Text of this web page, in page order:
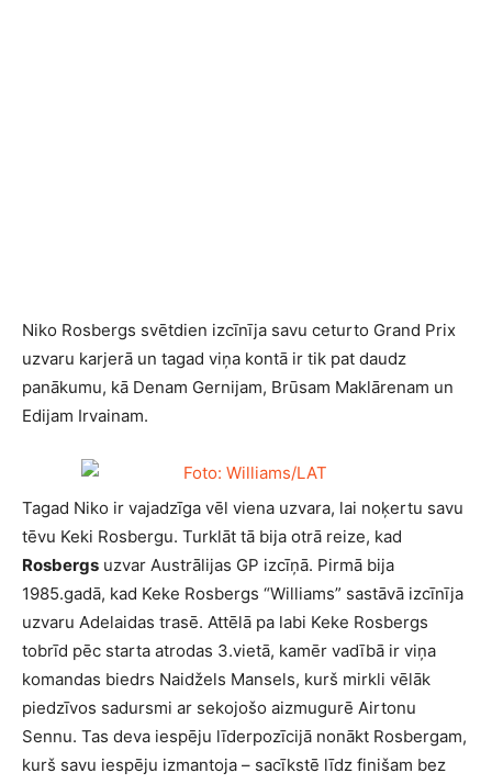
Niko Rosbergs svētdien izcīnīja savu ceturto Grand Prix
uzvaru karjerā un tagad viņa kontā ir tik pat daudz
panākumu, kā Denam Gernijam, Brūsam Maklārenam un
Edijam Irvainam.
Tagad Niko ir vajadzīga vēl viena uzvara, lai noķertu savu
tēvu Keki Rosbergu. Turklāt tā bija otrā reize, kad
Rosbergs uzvar Austrālijas GP izcīņā. Pirmā bija
1985.gadā, kad Keke Rosbergs “Williams” sastāvā izcīnīja
uzvaru Adelaidas trasē. Attēlā pa labi Keke Rosbergs
tobrīd pēc starta atrodas 3.vietā, kamēr vadībā ir viņa
komandas biedrs Naidžels Mansels, kurš mirkli vēlāk
piedzīvos sadursmi ar sekojošo aizmugurē Airtonu
Sennu. Tas deva iespēju līderpozīcijā nonākt Rosbergam,
kurš savu iespēju izmantoja – sacīkstē līdz finišam bez